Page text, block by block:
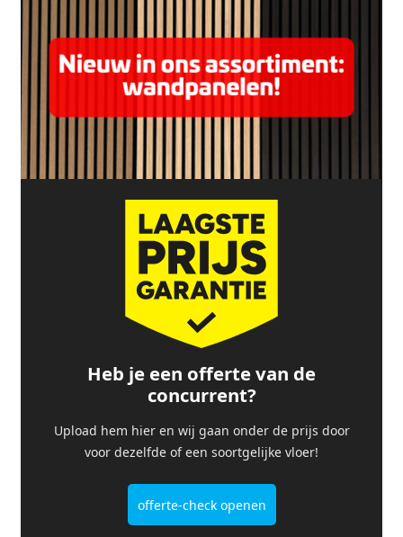
Heb je een offerte van de
concurrent?
Upload hem hier en wij gaan onder de prijs door
voor dezelfde of een soortgelijke vloer!
offerte-check openen